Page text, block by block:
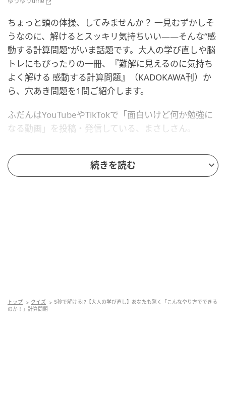
ちょっと頭の体操、してみませんか？ 一見むずかしそ
うなのに、解けるとスッキリ気持ちいい——そんな“感
動する計算問題”がいま話題です。大人の学び直しや脳
トレにもぴったりの一冊、『難解に見えるのに気持ち
よく解ける 感動する計算問題』（KADOKAWA刊）か
ら、穴あき問題を1問ご紹介します。
ふだんはYouTubeやTikTokで「面白いけど何か勉強に
なる動画」を投稿・発信している、まさしさん。
数学が実は大の苦手だったという、まさしさんは、学
生時代に、解き方を知った瞬間「こんなやり方ででき
意外と迷うけど、ヒントは「ある式を2回かけ
る」⁉︎
続きを読む
トップ クイズ
5秒で解ける⁉︎【大人の学び直し】あなたも驚く「こんなやり方でできる
のか！」計算問題